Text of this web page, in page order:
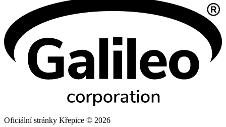
Oficiální stránky Křepice © 2026